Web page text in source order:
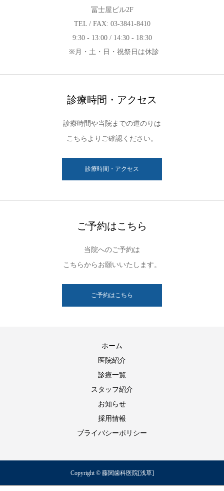
冨士屋ビル2F
TEL / FAX: 03-3841-8410
9:30 - 13:00 / 14:30 - 18:30
※月・土・日・祝祭日は休診
診療時間・アクセス
診療時間や当院までの道のりは
こちらよりご確認ください。
診療時間・アクセス
ご予約はこちら
当院へのご予約は
こちらからお願いいたします。
ご予約はこちら
ホーム
医院紹介
診療一覧
スタッフ紹介
お知らせ
採用情報
プライバシーポリシー
Copyright © 藤関歯科医院[浅草]